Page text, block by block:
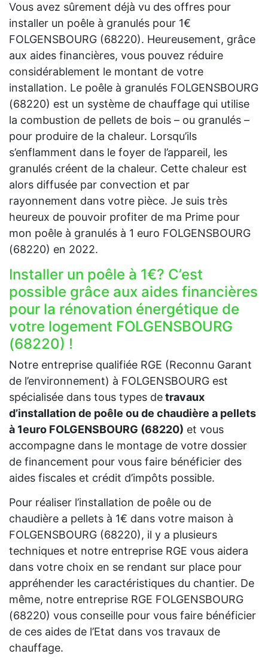
Vous avez sûrement déjà vu des offres pour
installer un poêle à granulés pour 1€
FOLGENSBOURG (68220). Heureusement, grâce
aux aides financières, vous pouvez réduire
considérablement le montant de votre
installation. Le poêle à granulés FOLGENSBOURG
(68220) est un système de chauffage qui utilise
la combustion de pellets de bois – ou granulés –
pour produire de la chaleur. Lorsqu’ils
s’enflamment dans le foyer de l’appareil, les
granulés créent de la chaleur. Cette chaleur est
alors diffusée par convection et par
rayonnement dans votre pièce. Je suis très
heureux de pouvoir profiter de ma Prime pour
mon poêle à granulés à 1 euro FOLGENSBOURG
(68220) en 2022.
Installer un poêle à 1€? C’est
possible grâce aux aides financières
pour la rénovation énergétique de
votre logement FOLGENSBOURG
(68220) !
Notre entreprise qualifiée RGE (Reconnu Garant
de l’environnement) à FOLGENSBOURG est
spécialisée dans tous types detravaux
d’installation de poêle ou de chaudière a pellets
à 1euro FOLGENSBOURG (68220) et vous
accompagne dans le montage de votre dossier
de financement pour vous faire bénéficier des
aides fiscales et crédit d’impôts possible.
Pour réaliser l’installation de poêle ou de
chaudière a pellets à 1€ dans votre maison à
FOLGENSBOURG (68220), il y a plusieurs
techniques et notre entreprise RGE vous aidera
dans votre choix en se rendant sur place pour
appréhender les caractéristiques du chantier. De
même, notre entreprise RGE FOLGENSBOURG
(68220) vous conseille pour vous faire bénéficier
de ces aides de l’Etat dans vos travaux de
chauffage.